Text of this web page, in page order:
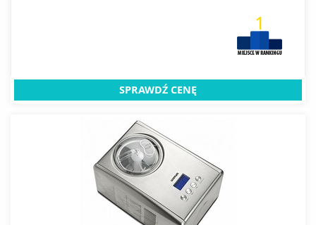
1
SPRAWDŹ CENĘ